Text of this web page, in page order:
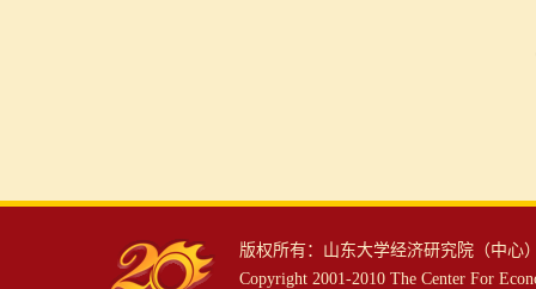
版权所有：山东大学经济研究院（中心
Copyright 2001-2010 The Center For